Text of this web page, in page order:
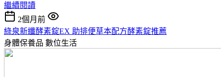
繼續閱讀
2個月前
綠泉新纖酵素錠EX 助排便草本配方酵素錠推薦
身體保養品 數位生活